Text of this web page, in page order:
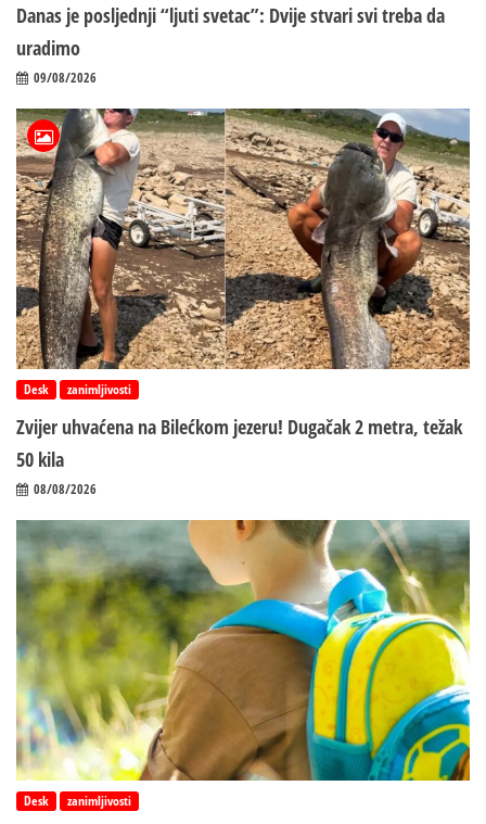
Danas je posljednji “ljuti svetac”: Dvije stvari svi treba da
uradimo
09/08/2026
Desk zanimljivosti
Zvijer uhvaćena na Bilećkom jezeru! Dugačak 2 metra, težak
50 kila
08/08/2026
Desk zanimljivosti